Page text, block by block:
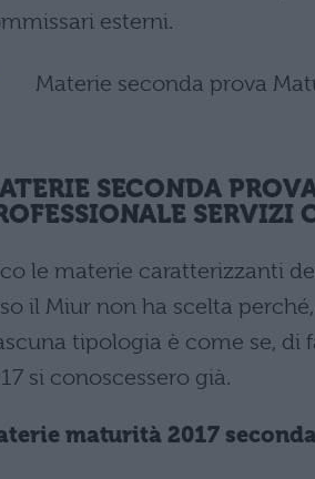
esterni.
SECONDA
SERVIZI
le materie caratterizzanti
il Miur non ha scelta
tipologia è come se, di
si conoscessero già.
maturità 2017